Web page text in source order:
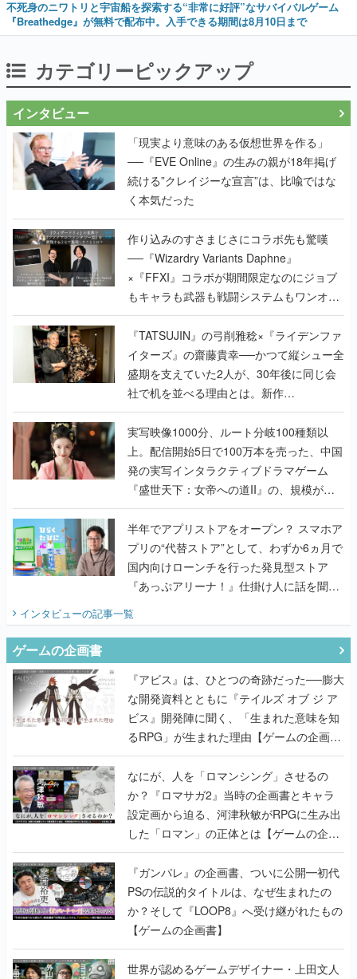
不死身のニワトリと宇宙船を探索する“非常に好評”なサバイバルゲーム
『Breathedge』が無料で配布中。入手できる期間は8月10日まで
カテゴリーピックアップ
インタビュー
「現実より意味のある仮想世界を作る」
──『EVE Online』の生みの親が18年掲げ
続ける”クレイジーな宣言”は、比喩ではな
く本気だった
作り込みのすさまじさにコラボ先も驚嘆
──『Wizardry Variants Daphne』
×『FFXI』コラボが期間限定なのにジョブ
もキャラも武器も戦闘システムもワンオフ
で作り込まれた理由を両ディレクターに聞
く
『TATSUJIN』の弓削雅稔×『ライデンファ
イターズ』の齋藤貴幸──かつて縦シュー全
盛期を支えていた2人が、30年後に同じ会
社で机を並べる理由とは。新作
『TATSUJIN EXTREME』で初タッグを組
んだレジェンド2人に訊く開発秘話
実写映像1000分、ルート分岐100種類以
上。配信開始5日で100万本を売った、中国
発の実写インタラクティブドラマゲーム
『盛世天下：女帝への道II』の、規模が違
うこだわりをプロデューサーに聞いた
半年でアプリストアをオープン？ スマホア
プリの“代替ストア”として、わずか6ヵ月で
国内向けローンチを行った発見型ストア
『あっぷアリーナ！』仕掛け人に話を聞い
てみた
インタビューの記事一覧
ゲームの企画書
『アビス』は、ひとつの奇跡だった──膨大
な開発資料とともに『テイルズ オブ ジ ア
ビス』開発陣に聞く、「生まれた意味を知
るRPG」が生まれた理由【ゲームの企画
書】
なにが、人を「ロマンシング」させるの
か？『ロマサガ2』当時の企画書とキャラ
設定画から迫る、河津秋敏がRPGに生み出
した「ロマン」の正体とは【ゲームの企画
書】
『ガンパレ』の企画書、ついに公開━初代
PSの伝説的タイトルは、なぜ生まれたの
か？そして『LOOP8』へ受け継がれたもの
【ゲームの企画書】
世界が認めるゲームデザイナー・上田文人